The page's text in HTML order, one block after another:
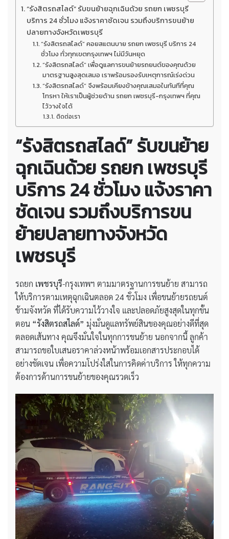
“รังสิตรถสไลด์” รับขนย้ายฉุกเฉินด้วย รถยก เพชรบุรี
บริการ 24 ชั่วโมง แจ้งราคาชัดเจน รวมถึงบริการขนย้าย
ปลายทางจังหวัดเพชรบุรี
“รังสิตรถสไลด์” คอยสแตนบาย รถยก เพชรบุรี บริการ 24
ชั่วโมง ทั่วทุกเขตกรุงเทพฯ ไม่มีวันหยุด
“รังสิตรถสไลด์” เพื่อดูแลการขนย้ายรถยนต์ของคุณด้วย
มาตรฐานสูงสุดเสมอ เราพร้อมรองรับเหตุการณ์เร่งด่วน
“รังสิตรถสไลด์” จึงพร้อมเคียงข้างคุณเสมอในทันทีที่คุณ
โทรหา ให้เราเป็นผู้ช่วยด้าน รถยก เพชรบุรี-กรุงเทพฯ ที่คุณ
ไว้วางใจได้
ติดต่อเรา
“รังสิตรถสไลด์” รับขนย้าย
ฉุกเฉินด้วยรถยก เพชรบุรี
บริการ 24 ชั่วโมงแจ้งราคา
ชัดเจน รวมถึงบริการขน
ย้ายปลายทางจังหวัด
เพชรบุรี
รถยก เพชรบุรี-กรุงเทพฯ ตามมาตรฐานการขนย้าย สามารถ
ให้บริการตามเหตุฉุกเฉินตลอด 24 ชั่วโมง เพื่อขนย้ายรถยนต์
ข้ามจังหวัด ที่ได้รับความไว้วางใจ และปลอดภัยสูงสุดในทุกขั้น
ตอน “รังสิตรถสไลด์” มุ่งมั่นดูแลทรัพย์สินของคุณอย่างดีที่สุด
ตลอดเส้นทาง คุณจึงมั่นใจในทุกการขนย้าย นอกจากนี้ ลูกค้า
สามารถขอใบเสนอราคาล่วงหน้าพร้อมเอกสารประกอบได้
อย่างชัดเจน เพื่อความโปร่งใสในการคิดค่าบริการ ให้ทุกความ
ต้องการด้านการขนย้ายของคุณรวดเร็ว